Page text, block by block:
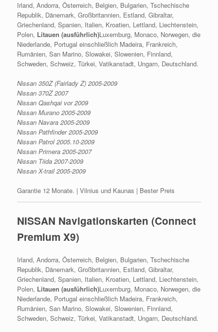
Irland, Andorra, Österreich, Belgien, Bulgarien, Tschechische
Republik, Dänemark, Großbritannien, Estland, Gibraltar,
Griechenland, Spanien, Italien, Kroatien, Lettland, Liechtenstein,
Polen, Litauen (ausführlich)Luxemburg, Monaco, Norwegen, die
Niederlande, Portugal einschließlich Madeira, Frankreich,
Rumänien, San Marino, Slowakei, Slowenien, Finnland,
Schweden, Schweiz, Türkei, Vatikanstadt, Ungarn, Deutschland.
Nissan 350Z (Fairlady Z) 2005-2009
Nissan 370Z 2007
Nissan Qashqai vor 2009
Nissan Murano 2005-2009
Nissan Navara 2005-2009
Nissan Pathfinder 2005-2009
Nissan Patrol 2005.10-2009
Nissan Primera 2005-2007
Nissan Tiida 2007-2009
Nissan X-trail 2005-2009
Garantie 12 Monate. | Vilnius und Kaunas | Bester Preis
NISSAN Navigationskarten (Connect
Premium X9)
Irland, Andorra, Österreich, Belgien, Bulgarien, Tschechische
Republik, Dänemark, Großbritannien, Estland, Gibraltar,
Griechenland, Spanien, Italien, Kroatien, Lettland, Liechtenstein,
Polen, Litauen (ausführlich)Luxemburg, Monaco, Norwegen, die
Niederlande, Portugal einschließlich Madeira, Frankreich,
Rumänien, San Marino, Slowakei, Slowenien, Finnland,
Schweden, Schweiz, Türkei, Vatikanstadt, Ungarn, Deutschland.